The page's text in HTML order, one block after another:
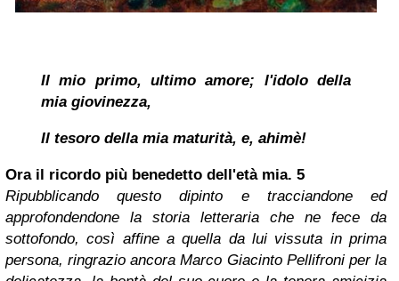
Il mio primo, ultimo amore; l'idolo della
mia giovinezza,
Il tesoro della mia maturità, e, ahimè!
Ora il ricordo più benedetto dell'età mia. 5
Ripubblicando questo dipinto e tracciandone ed
approfondendone la storia letteraria che ne fece da
sottofondo, così affine a quella da lui vissuta in prima
persona, ringrazio ancora Marco Giacinto Pellifroni per la